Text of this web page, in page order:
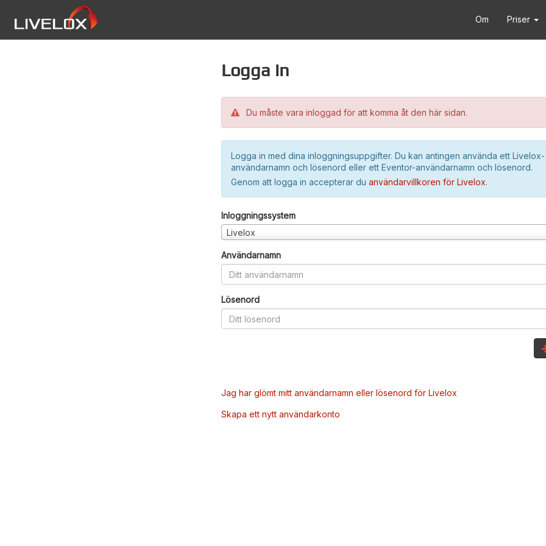
Om Priser
Logga in
Du måste vara inloggad för att komma åt den här sidan.
Logga in med dina inloggningsuppgifter. Du kan antingen använda ett Livelox-
användarnamn och lösenord eller ett Eventor-användarnamn och lösenord.
Genom att logga in accepterar du användarvillkoren för Livelox.
Inloggningssystem
Livelox
Användarnamn
Lösenord
Jag har glömt mitt användarnamn eller lösenord för Livelox
Skapa ett nytt användarkonto